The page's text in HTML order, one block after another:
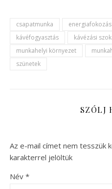
csapatmunka energiafokozás
kávéfogyasztás
kávézási
munkahelyi környezet
szünetek
SZÓLJ
Az e-mail címet nem tesszük
karakterrel jelöltük
Név *